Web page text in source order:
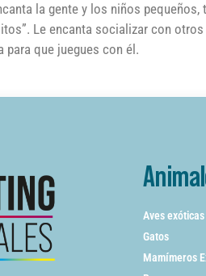
la gente y los niños
Le encanta socializar con
para que juegues con él.
Aves exóticas
Gatos
Mamímeros